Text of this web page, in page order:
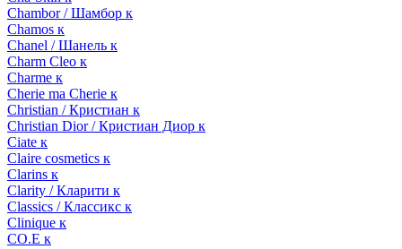
Chambor / Шамбор к
Chamos к
Chanel / Шанель к
Charm Cleo к
Charme к
Cherie ma Cherie к
Christian / Кристиан к
Christian Dior / Кристиан Диор к
Ciate к
Claire cosmetics к
Clarins к
Clarity / Кларити к
Classics / Классикс к
Clinique к
CO.E к